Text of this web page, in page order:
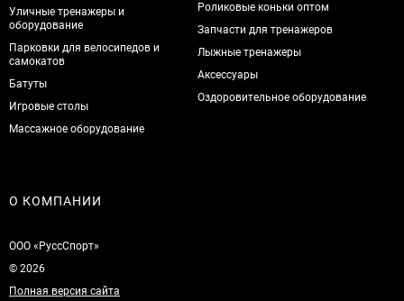
Уличные тренажеры и
оборудование
Парковки для велосипедов и
самокатов
Батуты
Игровые столы
Массажное оборудование
Роликовые коньки оптом
Запчасти для тренажеров
Лыжные тренажеры
Аксессуары
Оздоровительное оборудование
О КОМПАНИИ
ООО «РуссСпорт»
© 2026
Полная версия сайта